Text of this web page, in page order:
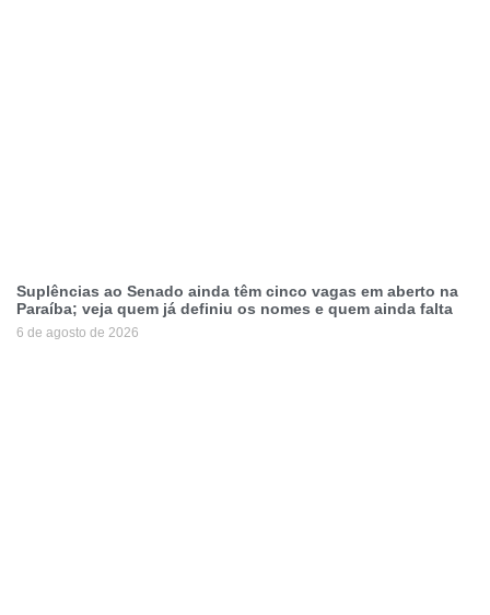
Suplências ao Senado ainda têm cinco vagas em aberto na
Paraíba; veja quem já definiu os nomes e quem ainda falta
6 de agosto de 2026